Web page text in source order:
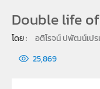
Double life
โดย : อติโรจน์ ปพัฒน์เป
25,869